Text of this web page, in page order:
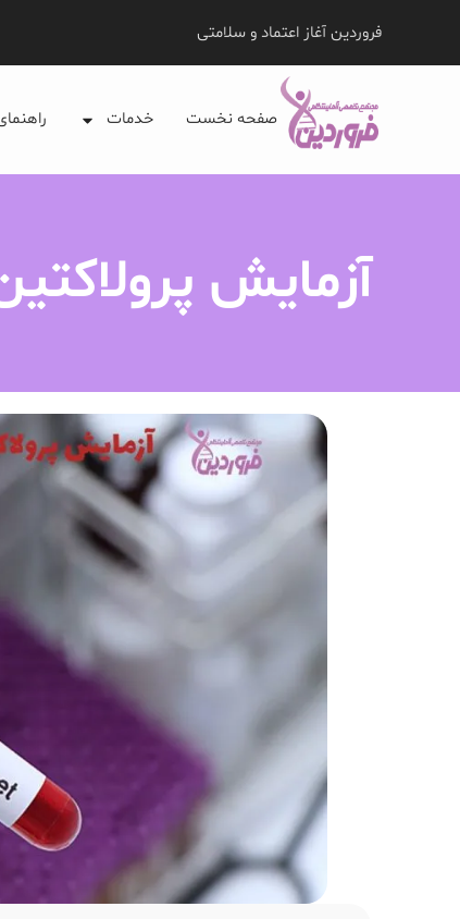
فروردین آغاز اعتماد و سلامتی
صفحه نخست خدمات
آزمایش